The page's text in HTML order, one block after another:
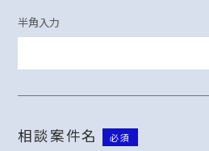
半角入力
相談案件名 必須